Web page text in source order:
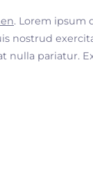
. Lorem ipsum
nulla pariatur.